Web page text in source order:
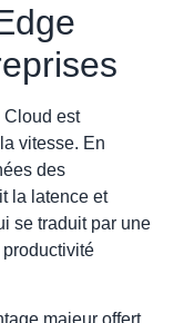
Cloud est
vitesse. En
des
la latence et
se traduit par une
majeur offert